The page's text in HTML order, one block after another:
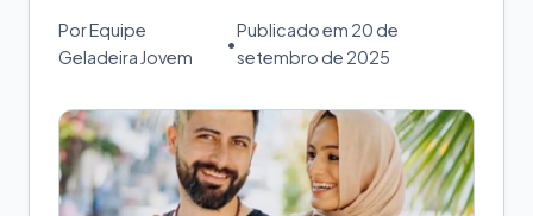
Por Equipe
Geladeira Jovem
•
Publicado em 20 de
setembro de 2025